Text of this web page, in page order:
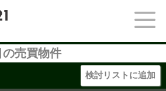
売買物件
検討リストに追加